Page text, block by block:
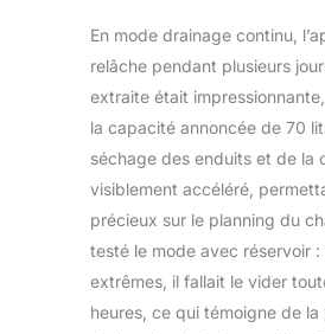
En mode drainage continu,
relâche pendant plusieurs
extraite était
la capacité annoncée de 70
séchage des enduits et de la
visiblement accéléré,
précieux sur le planning du
testé le mode avec réservoir
extrêmes, il fallait le vider
heures, ce qui témoigne de